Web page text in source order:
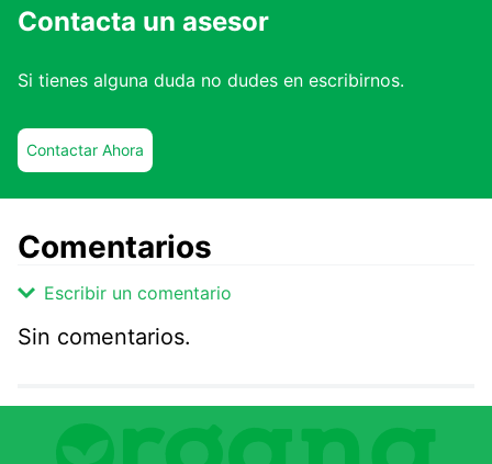
Contacta un asesor
Si tienes alguna duda no dudes en escribirnos.
Contactar Ahora
Comentarios
Escribir un comentario
Comentario
Sin comentarios.